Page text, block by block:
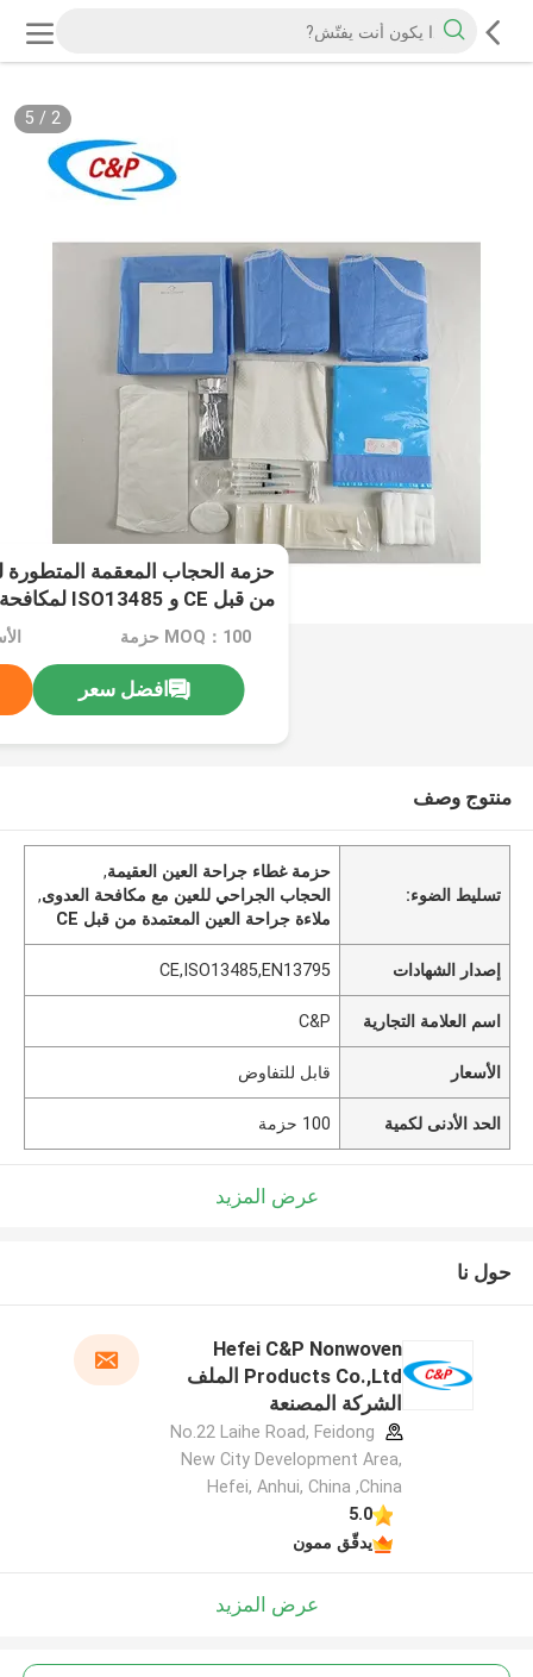
2
/
5
حزمة الحجاب المعقمة المتطورة
من قبل CE و ISO13485 لمكافحة العدوى
MOQ：100 حزمة
افضل سعر
منتوج وصف
تسليط الضوء:
حزمة غطاء جراحة العين العقيمة,
الحجاب الجراحي للعين مع مكافحة العدوى,
ملاءة جراحة العين المعتمدة من قبل CE
إصدار الشهادات CE,ISO13485,EN13795
اسم العلامة التجارية C&P
الأسعار قابل للتفاوض
الحد الأدنى لكمية 100 حزمة
عرض المزيد
حول نا
Hefei C&P Nonwoven
Products Co.,Ltd الملف
الشركة المصنعة
No.22 Laihe Road, Feidong
New City Development Area,
Hefei, Anhui, China ,China
5.0
يدقّق ممون
عرض المزيد